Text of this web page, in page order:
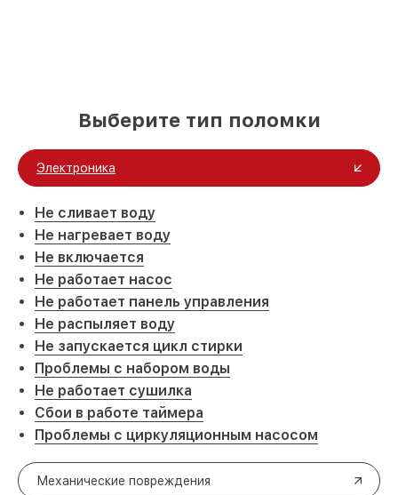
Выберите тип поломки
Электроника
Не сливает воду
Не нагревает воду
Не включается
Не работает насос
Не работает панель управления
Не распыляет воду
Не запускается цикл стирки
Проблемы с набором воды
Не работает сушилка
Сбои в работе таймера
Проблемы с циркуляционным насосом
Механические повреждения